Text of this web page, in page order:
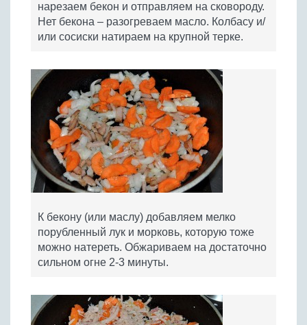
нарезаем бекон и отправляем на сковороду.
Нет бекона – разогреваем масло. Колбасу и/
или сосиски натираем на крупной терке.
К бекону (или маслу) добавляем мелко
порубленный лук и морковь, которую тоже
можно натереть. Обжариваем на достаточно
сильном огне 2-3 минуты.